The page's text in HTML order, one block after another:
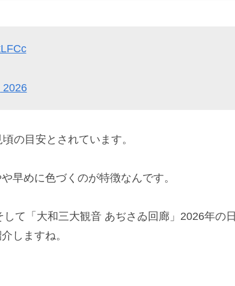
2026
の目安とされています。
早めに色づくのが特徴なんです。
て「大和三大観音 あぢさゐ回廊」2026年の日
しますね。